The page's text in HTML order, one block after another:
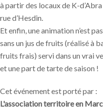
à partir des locaux de K-
rue d’Hesdin.
Et enfin, une animation n’est
sans un jus de fruits (réalisé à
fruits frais) servi dans un vrai
et une part de tarte de saison !
Cet événement est porté par :
L'association territoire en